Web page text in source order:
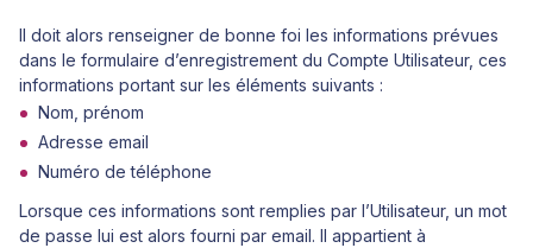
Il doit alors renseigner de bonne foi les informations prévues
dans le formulaire d’enregistrement du Compte Utilisateur, ces
informations portant sur les éléments suivants :
Nom, prénom
Adresse email
Numéro de téléphone
Lorsque ces informations sont remplies par l’Utilisateur, un mot
de passe lui est alors fourni par email. Il appartient à